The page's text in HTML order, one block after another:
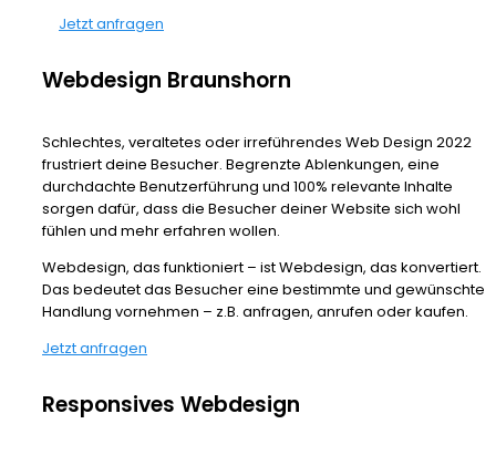
Jetzt anfragen
Webdesign Braunshorn
Schlechtes, veraltetes oder irreführendes Web Design 2022
frustriert deine Besucher. Begrenzte Ablenkungen, eine
durchdachte Benutzerführung und 100% relevante Inhalte
sorgen dafür, dass die Besucher deiner Website sich wohl
fühlen und mehr erfahren wollen.
Webdesign, das funktioniert – ist Webdesign, das konvertiert.
Das bedeutet das Besucher eine bestimmte und gewünschte
Handlung vornehmen – z.B. anfragen, anrufen oder kaufen.
Jetzt anfragen
Responsives Webdesign